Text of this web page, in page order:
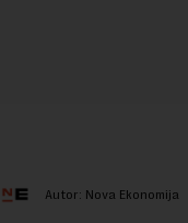
Autor: Nova Ekonomija